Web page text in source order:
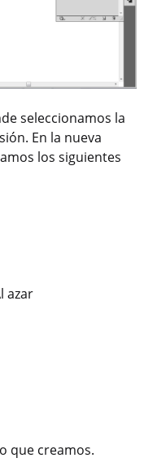
seleccionamos la
En la nueva
los siguientes
azar
que creamos.